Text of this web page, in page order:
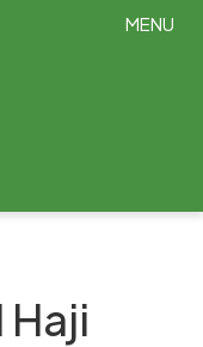
Haji
MENU